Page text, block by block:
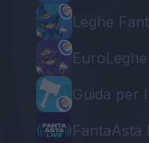
Leghe
Guida per
FantaAsta